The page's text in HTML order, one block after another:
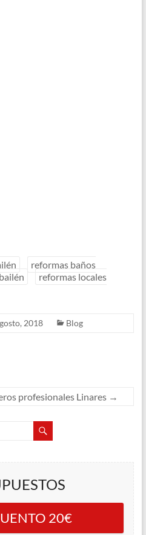
reformas baños
reformas locales
2018 Blog
profesionales Linares →
20€